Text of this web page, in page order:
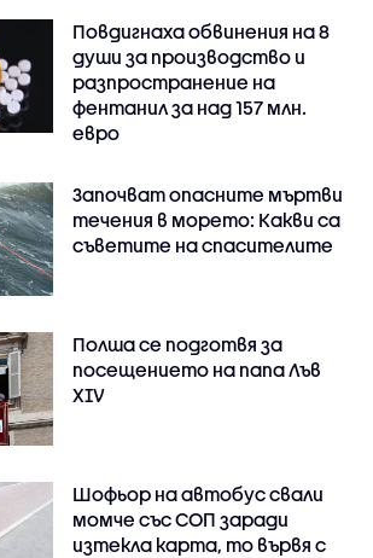
Повдигнаха обвинения на 8
души за производство и
разпространение на
фентанил за над 157 млн.
евро
Започват опасните мъртви
течения в морето: Какви са
съветите на спасителите
Полша се подготвя за
посещението на папа Лъв
XIV
Шофьор на автобус свали
момче със СОП заради
изтекла карта, то вървя с